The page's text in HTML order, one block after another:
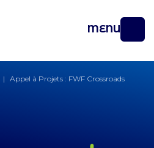
MENU
| Appel à Projets : FWF Crossroads